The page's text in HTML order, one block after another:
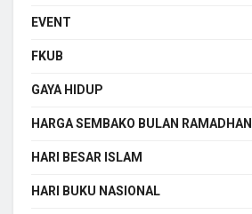
EVENT
FKUB
GAYA HIDUP
HARGA SEMBAKO BULAN RAMADHAN
HARI BESAR ISLAM
HARI BUKU NASIONAL